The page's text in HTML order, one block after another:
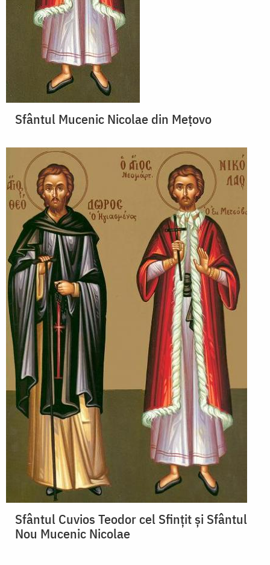
Sfântul Mucenic Nicolae din Meţovo
Sfântul Cuvios Teodor cel Sfințit și Sfântul
Nou Mucenic Nicolae